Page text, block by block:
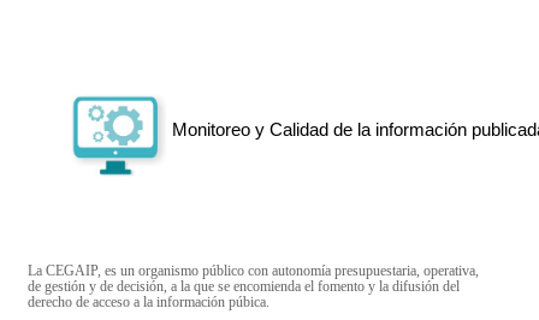
Monitoreo y Calidad de la información
La CEGAIP, es un organismo público con autonomía presupuestaria, operativa,
de gestión y de decisión, a la que se encomienda el fomento y la difusión del
derecho de acceso a la información púbica.